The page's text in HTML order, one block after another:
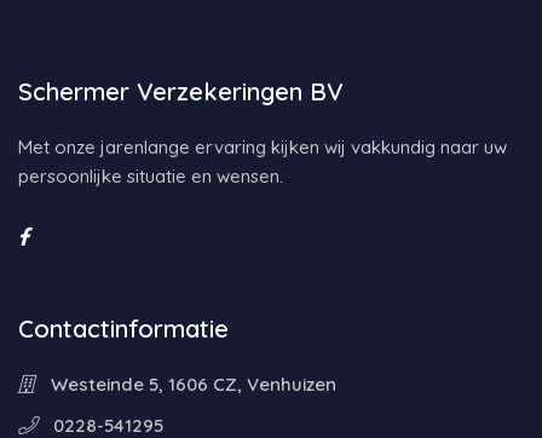
Schermer Verzekeringen BV
Met onze jarenlange ervaring kijken wij vakkundig naar uw
persoonlijke situatie en wensen.
Contactinformatie
Westeinde 5, 1606 CZ, Venhuizen
0228-541295